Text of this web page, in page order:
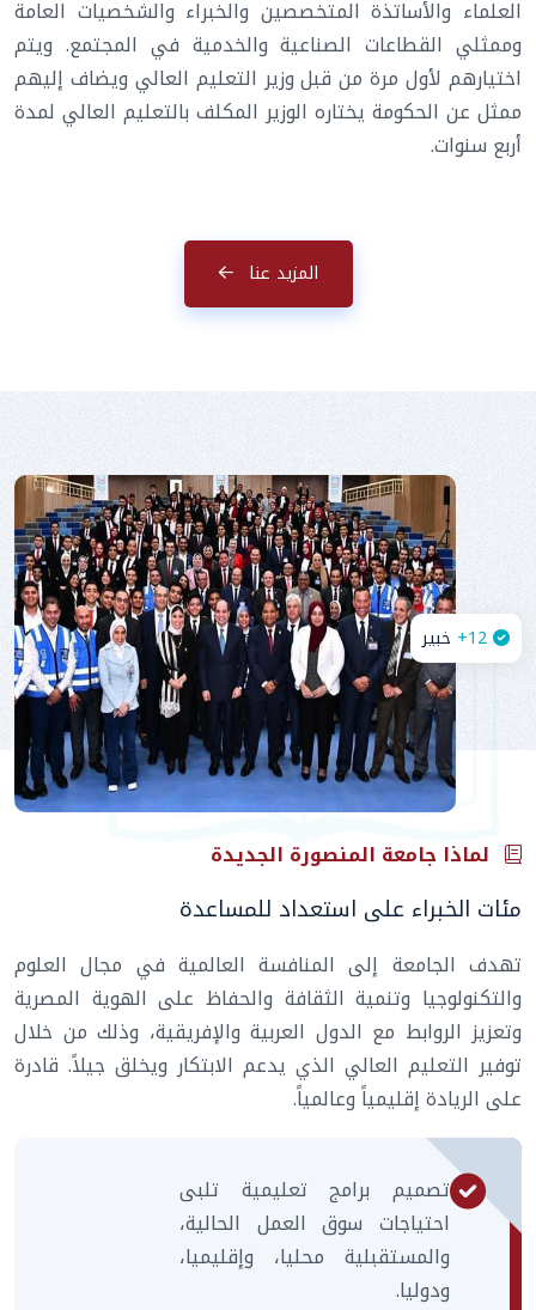
العلماء والأساتذة المتخصصين والخبراء والشخصيات العامة
وممثلي القطاعات الصناعية والخدمية في المجتمع. ويتم
اختيارهم لأول مرة من قبل وزير التعليم العالي ويضاف إليهم
ممثل عن الحكومة يختاره الوزير المكلف بالتعليم العالي لمدة
أربع سنوات.
المزيد عنا
12
+ خبير
لماذا جامعة المنصورة الجديدة
مئات الخبراء على استعداد للمساعدة
تهدف الجامعة إلى المنافسة العالمية في مجال العلوم
والتكنولوجيا وتنمية الثقافة والحفاظ على الهوية المصرية
وتعزيز الروابط مع الدول العربية والإفريقية، وذلك من خلال
توفير التعليم العالي الذي يدعم الابتكار ويخلق جيلاً. قادرة
على الريادة إقليمياً وعالمياً.
تصميم برامج تعليمية تلبى
احتياجات سوق العمل الحالية،
والمستقبلية محليا، وإقليميا،
ودوليا.